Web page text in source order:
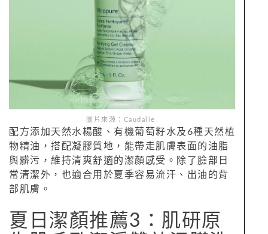
圖片來源：Caudalie
配方添加天然水楊酸、有機葡萄籽水及6種天然植
物精油，搭配凝膠質地，能帶走肌膚表面的油脂
與髒污，維持清爽舒適的潔顏感受。除了臉部日
常清潔外，也適合用於夏季容易流汗、出油的背
部肌膚。
夏日潔顏推薦3：肌研原